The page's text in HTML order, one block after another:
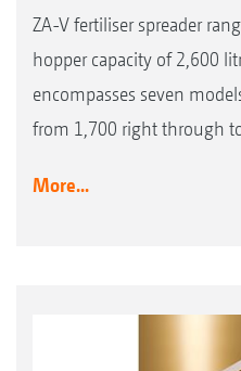
ZA-V fertiliser spreader
hopper capacity of 2,600
encompasses seven
from 1,700 right through
More...